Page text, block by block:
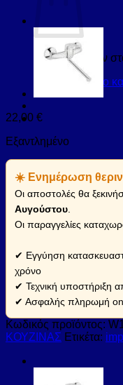
Κανένα προϊόν
Επιστροφή στο
22,00 €
Εξαντλημένο
☀️ Ενημέρωση
Οι αποστολές θα
Αυγούστου
Οι παραγγελίες
✔ Εγγύηση
χρόνο
✔ Τεχνική υποστήριξη
✔ Ασφαλής πληρωμή
Κωδικός προϊόντος:
ΚΟΥΖΙΝΑΣ Ετικέτα: